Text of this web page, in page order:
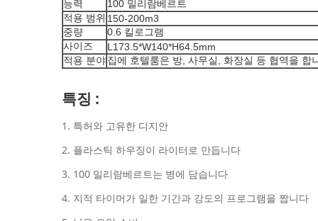
능력
100 밀리람베르트
적용 범위 150-200m3
중량
0.6 킬로그램
사이즈
L173.5*W140*H64.5mm
적용 분야집에 호텔룸은 방, 사무실, 화장실 등 협역을 합
특징 :
1. 특허와 고유한 디지안
2. 플라스틱 하우징이 라이터로 만듭니다
3. 100 밀리람베르트는 병에 담습니다
4. 지적 타이머가 일한 기간과 강도의 프로그램을 짭니다